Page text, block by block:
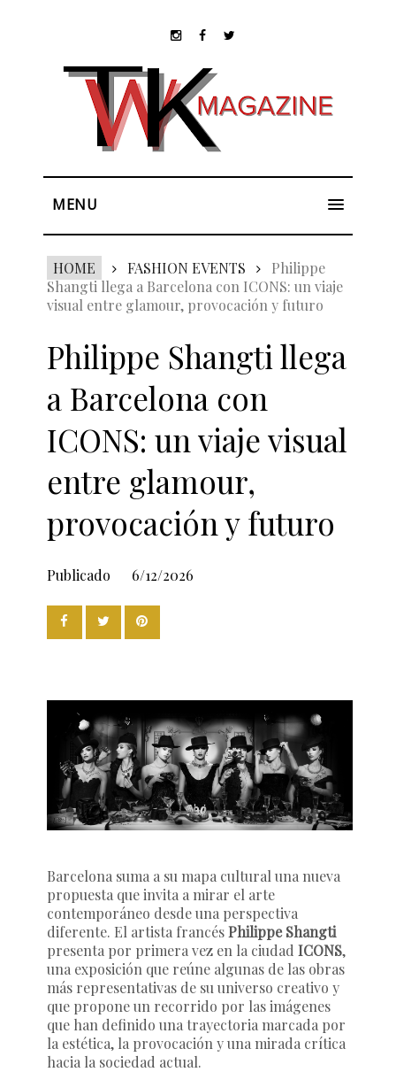
MENU
HOME FASHION EVENTS
Philippe
Shangti llega a Barcelona con ICONS: un viaje
visual entre glamour, provocación y futuro
Philippe Shangti llega
a Barcelona con
ICONS: un viaje visual
entre glamour,
provocación y futuro
Publicado 6/12/2026
Barcelona suma a su mapa cultural una nueva
propuesta que invita a mirar el arte
contemporáneo desde una perspectiva
diferente. El artista francésPhilippe Shangti
presenta por primera vez en la ciudad ICONS,
una exposición que reúne algunas de las obras
más representativas de su universo creativo y
que propone un recorrido por las imágenes
que han definido una trayectoria marcada por
la estética, la provocación y una mirada crítica
hacia la sociedad actual.